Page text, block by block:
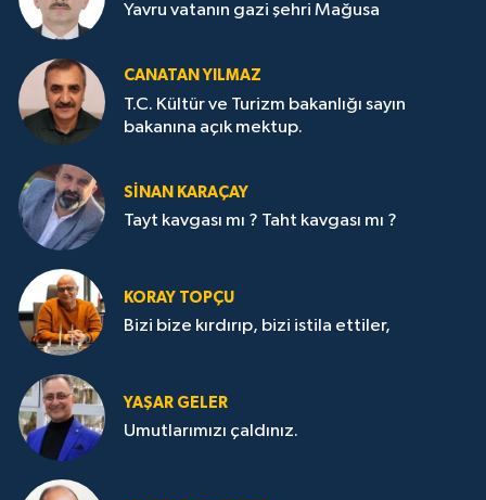
Yavru vatanın gazi şehri Mağusa
CANATAN YILMAZ
T.C. Kültür ve Turizm bakanlığı sayın
bakanına açık mektup.
SİNAN KARAÇAY
Tayt kavgası mı ? Taht kavgası mı ?
KORAY TOPÇU
Bizi bize kırdırıp, bizi istila ettiler,
YAŞAR GELER
Umutlarımızı çaldınız.